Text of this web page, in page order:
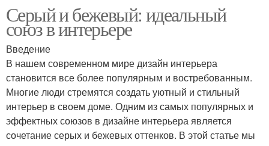
Серый и бежевый: идеальный
союз в интерьере
Введение
В нашем современном мире дизайн интерьера
становится все более популярным и востребованным.
Многие люди стремятся создать уютный и стильный
интерьер в своем доме. Одним из самых популярных и
эффектных союзов в дизайне интерьера является
сочетание серых и бежевых оттенков. В этой статье мы